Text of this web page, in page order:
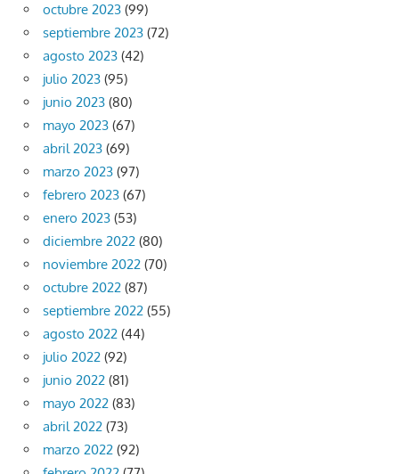
octubre 2023 (99)
septiembre 2023 (72)
agosto 2023 (42)
julio 2023 (95)
junio 2023 (80)
mayo 2023 (67)
abril 2023 (69)
marzo 2023 (97)
febrero 2023 (67)
enero 2023 (53)
diciembre 2022 (80)
noviembre 2022 (70)
octubre 2022 (87)
septiembre 2022 (55)
agosto 2022 (44)
julio 2022 (92)
junio 2022 (81)
mayo 2022 (83)
abril 2022 (73)
marzo 2022 (92)